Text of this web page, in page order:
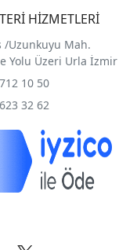
HİZMETLERİ
/Uzunkuyu Mah.
Yolu Üzeri Urla İzmir
10 50
32 62